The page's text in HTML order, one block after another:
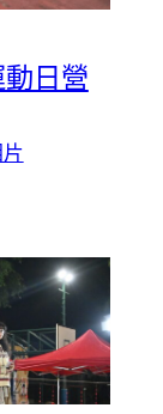
日營